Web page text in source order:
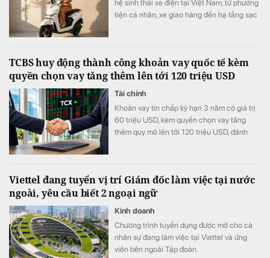
hệ sinh thái xe điện tại Việt Nam, từ phương
tiện cá nhân, xe giao hàng đến hạ tầng sạc
TCBS huy động thành công khoản vay quốc tế kèm
quyền chọn vay tăng thêm lên tới 120 triệu USD
Tài chính
Khoản vay tín chấp kỳ hạn 3 năm có giá trị
60 triệu USD, kèm quyền chọn vay tăng
thêm quy mô lên tới 120 triệu USD, đánh
Viettel đang tuyển vị trí Giám đốc làm việc tại nước
ngoài, yêu cầu biết 2 ngoại ngữ
Kinh doanh
Chương trình tuyển dụng được mở cho cả
nhân sự đang làm việc tại Viettel và ứng
viên bên ngoài Tập đoàn.